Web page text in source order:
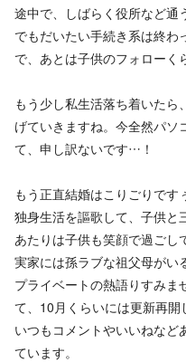
途中で、しばらく役所など通
でもだいたい手続き系は終
で、あとは子供のフォローく
もう少し私生活落ち着いた
げていきますね。今全然パソ
て、申し訳ないです…！
もう正直結婚はこりごりです
独身生活を謳歌して、子供と
あたりは子供も笑顔で過ごし
実家には孫ラブな祖父母がい
プライベートの熱語りすみま
て、10月くらいには更新再開
いつもコメントやいいねなど
ています。